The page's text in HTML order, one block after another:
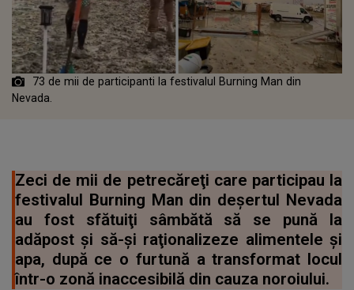
73 de mii de participanti la festivalul Burning Man din
Nevada.
Zeci de mii de petrecăreţi care participau la
festivalul Burning Man din deşertul Nevada
au fost sfătuiţi sâmbătă să se pună la
adăpost şi să-şi raţionalizeze alimentele şi
apa, după ce o furtună a transformat locul
într-o zonă inaccesibilă din cauza noroiului.